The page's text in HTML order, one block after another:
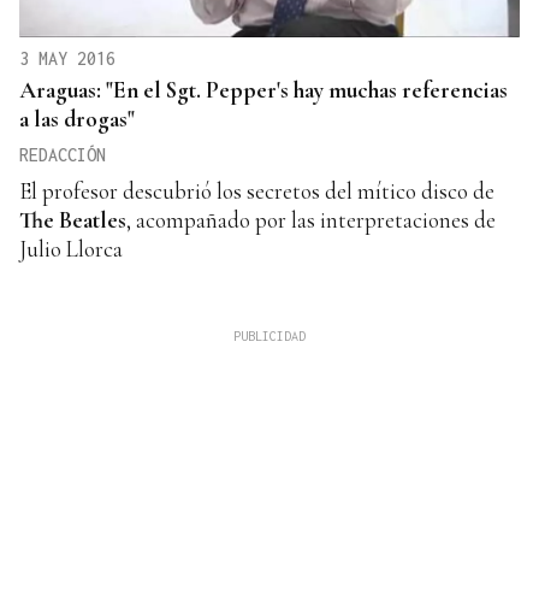
3 MAY 2016
Araguas: "En el Sgt. Pepper's hay muchas referencias
a las drogas"
REDACCIÓN
El profesor descubrió los secretos del mítico disco de
The Beatles, acompañado por las interpretaciones de
Julio Llorca